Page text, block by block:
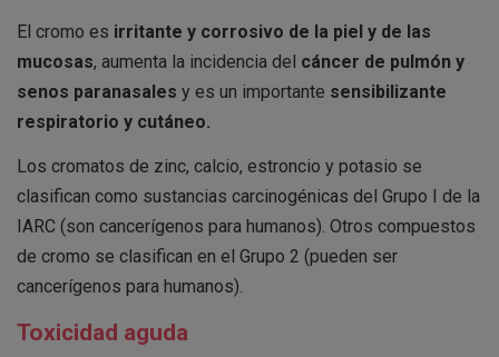
El cromo es irritante y corrosivo de la piel y de las
mucosas, aumenta la incidencia del cáncer de pulmón y
senos paranasales y es un importante sensibilizante
respiratorio y cutáneo.
Los cromatos de zinc, calcio, estroncio y potasio se
clasifican como sustancias carcinogénicas del Grupo I de la
IARC (son cancerígenos para humanos). Otros compuestos
de cromo se clasifican en el Grupo 2 (pueden ser
cancerígenos para humanos).
Toxicidad aguda